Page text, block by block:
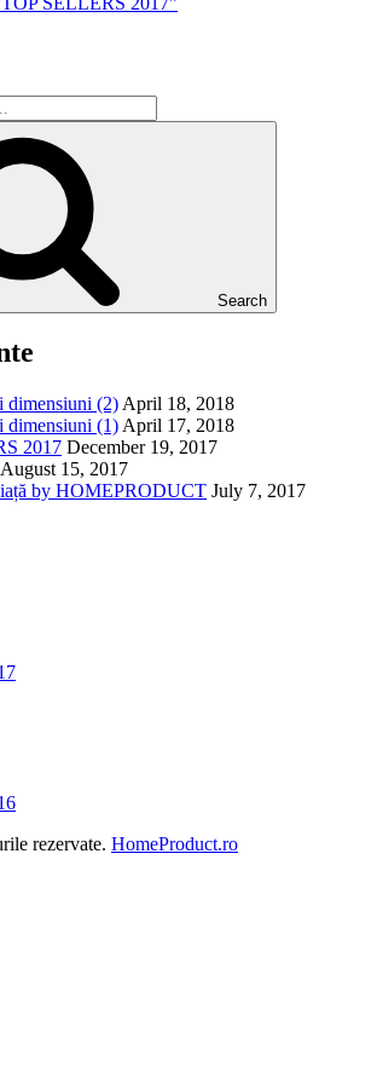
Search
dimensiuni (2) April 18, 2018
dimensiuni (1) April 17, 2018
2017 December 19, 2017
August 15, 2017
by HOMEPRODUCT July 7, 2017
rezervate. HomeProduct.ro